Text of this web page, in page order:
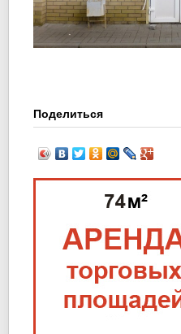
Поделиться